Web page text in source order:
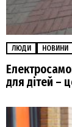
ЛЮДИ НОВИНИ
для дітей –